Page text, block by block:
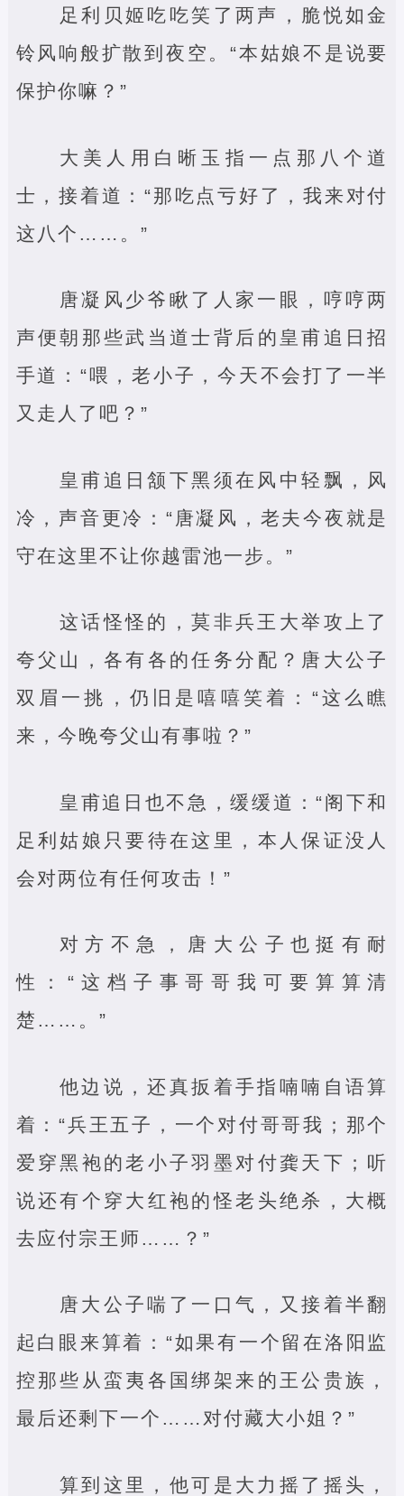
足利贝姬吃吃笑了两声，脆悦如金
铃风响般扩散到夜空。“本姑娘不是说要
保护你嘛？”
大美人用白晰玉指一点那八个道
士，接着道：“那吃点亏好了，我来对付
这八个……。”
唐凝风少爷瞅了人家一眼，哼哼两
声便朝那些武当道士背后的皇甫追日招
手道：“喂，老小子，今天不会打了一半
又走人了吧？”
皇甫追日颔下黑须在风中轻飘，风
冷，声音更冷：“唐凝风，老夫今夜就是
守在这里不让你越雷池一步。”
这话怪怪的，莫非兵王大举攻上了
夸父山，各有各的任务分配？唐大公子
双眉一挑，仍旧是嘻嘻笑着：“这么瞧
来，今晚夸父山有事啦？”
皇甫追日也不急，缓缓道：“阁下和
足利姑娘只要待在这里，本人保证没人
会对两位有任何攻击！”
对方不急，唐大公子也挺有耐
性：“这档子事哥哥我可要算算清
楚……。”
他边说，还真扳着手指喃喃自语算
着：“兵王五子，一个对付哥哥我；那个
爱穿黑袍的老小子羽墨对付龚天下；听
说还有个穿大红袍的怪老头绝杀，大概
去应付宗王师……？”
唐大公子喘了一口气，又接着半翻
起白眼来算着：“如果有一个留在洛阳监
控那些从蛮夷各国绑架来的王公贵族，
最后还剩下一个……对付藏大小姐？”
算到这里，他可是大力摇了摇头，